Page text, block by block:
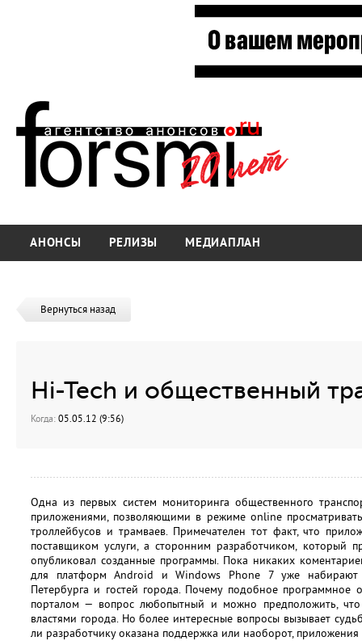
АНОНСЫ РЕЛИЗЫ МЕДИАПЛАН
Вернуться назад
Hi-Tech и общественный
Когда: 05.05.12 (9:56)
Одна из первых систем мониторинга общественного
приложениями, позволяющими в режиме online
троллейбусов и трамваев. Примечателен тот факт, что
поставщиком услуги, а сторонним разработчиком, который
опубликовал созданные программы. Пока никаких
для платформ Android и Windows Phone 7 уже набирают
Петербурга и гостей города. Почему подобное
порталом — вопрос любопытный и можно предположить, что
властями города. Но более интересные вопросы вызывает
ли разработчику оказана поддержка или наоборот, приложения